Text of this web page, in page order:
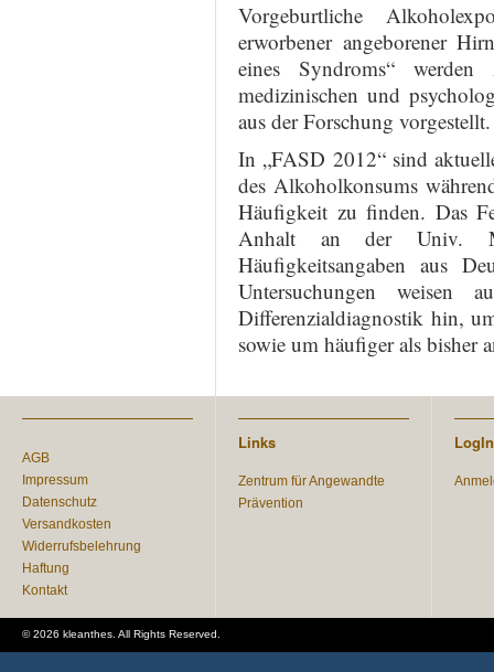
Vorgeburtliche
erworbener angeborener
eines Syndroms“
medizinischen und
aus der Forschung vorgestellt.
In „FASD 2012“ sind
des Alkoholkonsums
Häufigkeit zu finden. Das
Anhalt an der Univ.
Häufigkeitsangaben aus
Untersuchungen weisen
Differenzialdiagnostik hin,
sowie um häufiger als bisher
AGB
Impressum
Datenschutz
Versandkosten
Widerrufsbelehrung
Haftung
Kontakt
Links
Zentrum für Angewandte
Prävention
LogIn
© 2026 kleanthes. All Rights Reserved.